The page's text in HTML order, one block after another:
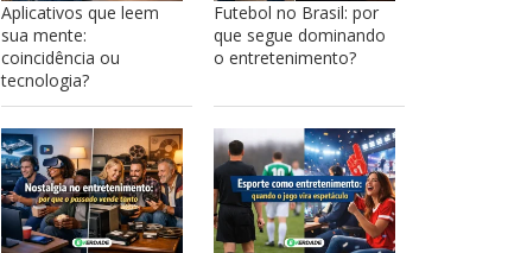
Aplicativos que leem
sua mente:
coincidência ou
tecnologia?
Futebol no Brasil: por
que segue dominando
o entretenimento?